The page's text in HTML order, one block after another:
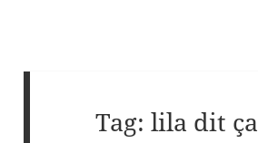
Tag:lila dit ça